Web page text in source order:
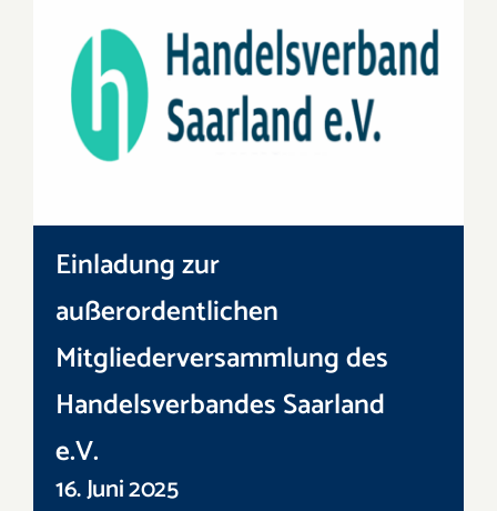
Einladung zur
außerordentlichen
Mitgliederversammlung des
Handelsverbandes Saarland
e.V.
16. Juni 2025